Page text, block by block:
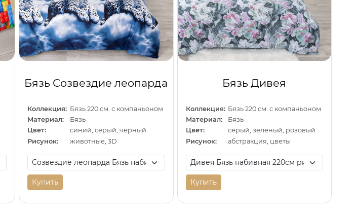
Бязь Созвездие леопарда
Коллекция: Бязь 220 см. с компаньоном
Материал:
Бязь
Цвет:
синий, серый, черный
Рисунок:
животные, 3D
Купить
Бязь Дивея
Коллекция: Бязь 220 см. с компаньоном
Материал:
Бязь
Цвет:
серый, зеленый, розовый
Рисунок:
абстракция, цветы
Купить